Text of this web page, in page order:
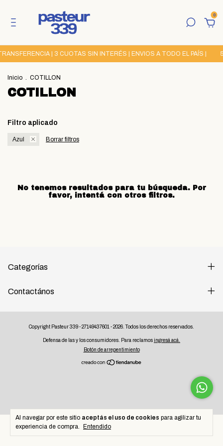
0
| 3 CUOTAS SIN INTERÉS | ENVIOS A TODO EL PAÍS |
Al navegar por este sitio aceptás el uso de cookies para agilizar tu
experiencia de compra.
Entendido
Inicio . COTILLON
COTILLON
Filtro aplicado
Azul Borrar filtros
No tenemos resultados para tu búsqueda. Por
favor, intentá con otros filtros.
Categorías
Contactános
Copyright Pasteur 339 - 27149437601 - 2026. Todos los derechos reservados.
Defensa de las y los consumidores. Para reclamos ingresá acá.
Botón de arrepentimiento